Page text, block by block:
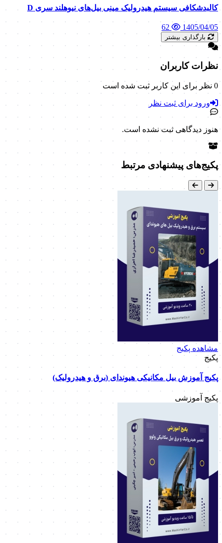
کالبدشکافی سیستم هیدرولیک مینی بیل‌های نیوهلند سری D
1405/04/05
بارگذاری بیشتر
نظرات کاربران
0 نظر برای این کاربر ثبت شده است
ورود برای ثبت نظر
هنوز دیدگاهی ثبت نشده است.
پکیج‌های پیشنهادی مرتبط
مشاهده پکیج
پکیج
پکیج آموزش بیل مکانیکی هیوندای (برق و هیدرولیک)
پکیج آموزشی